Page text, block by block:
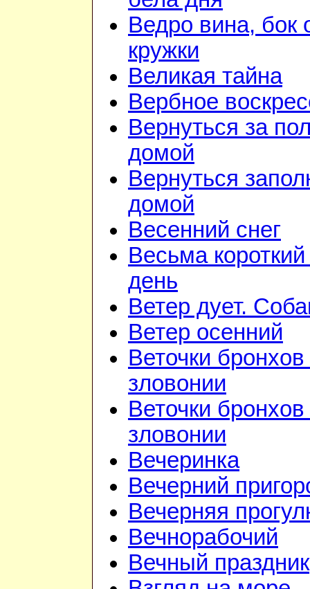
Ведро вина, бок
кружки
Великая тайна
Вербное
Вернуться за
домой
Вернуться
домой
Весенний снег
Весьма
день
Ветер дует.
Ветер осенний
Веточки
зловонии
Веточки
зловонии
Вечеринка
Вечерний
Вечерняя
Вечнорабочий
Вечный праздник